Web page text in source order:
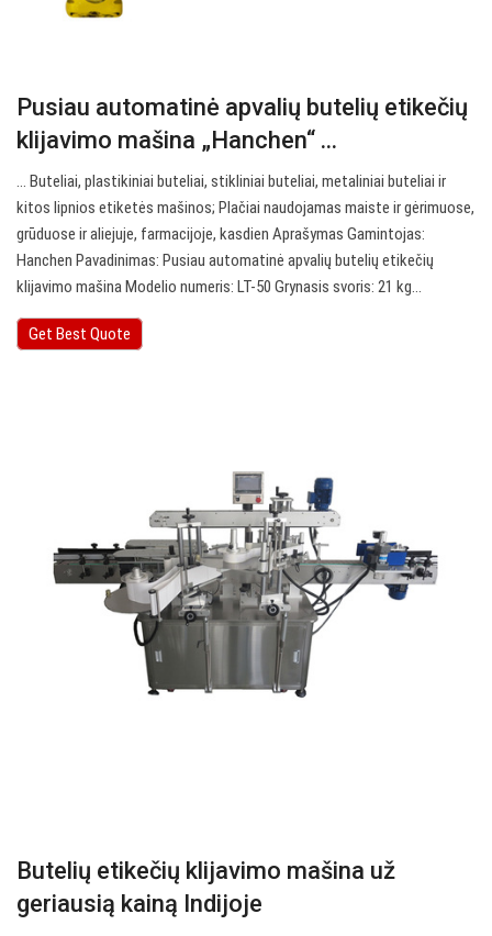
Pusiau automatinė apvalių butelių etikečių
klijavimo mašina „Hanchen“ ...
… Buteliai, plastikiniai buteliai, stikliniai buteliai, metaliniai buteliai ir
kitos lipnios etiketės mašinos; Plačiai naudojamas maiste ir gėrimuose,
grūduose ir aliejuje, farmacijoje, kasdien Aprašymas Gamintojas:
Hanchen Pavadinimas: Pusiau automatinė apvalių butelių etikečių
klijavimo mašina Modelio numeris: LT-50 Grynasis svoris: 21 kg…
Get Best Quote
Butelių etikečių klijavimo mašina už
geriausią kainą Indijoje